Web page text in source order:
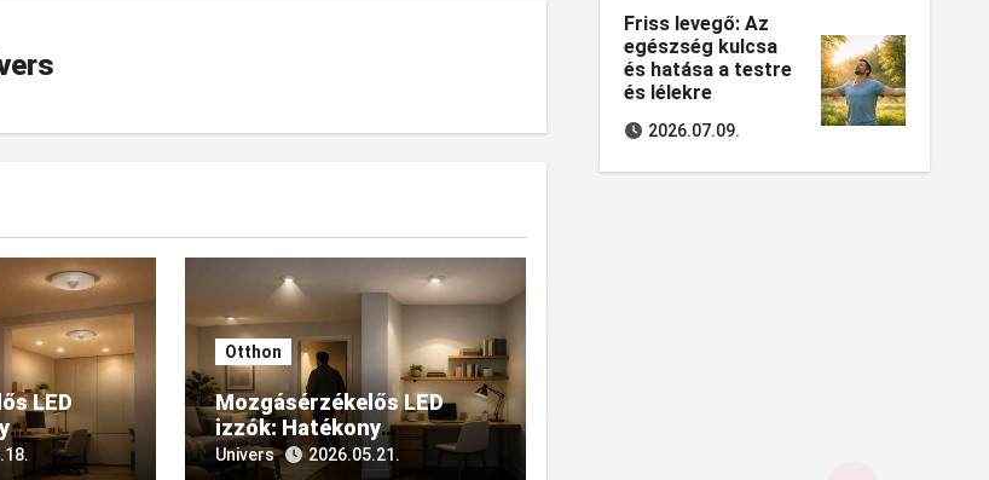
LED
Otthon
Mozgásérzékelős LED
izzók: Hatékony
megoldások az
Univers 2026.05.21.
Friss levegő: Az
egészség kulcsa
és hatása a testre
és lélekre
2026.07.09.